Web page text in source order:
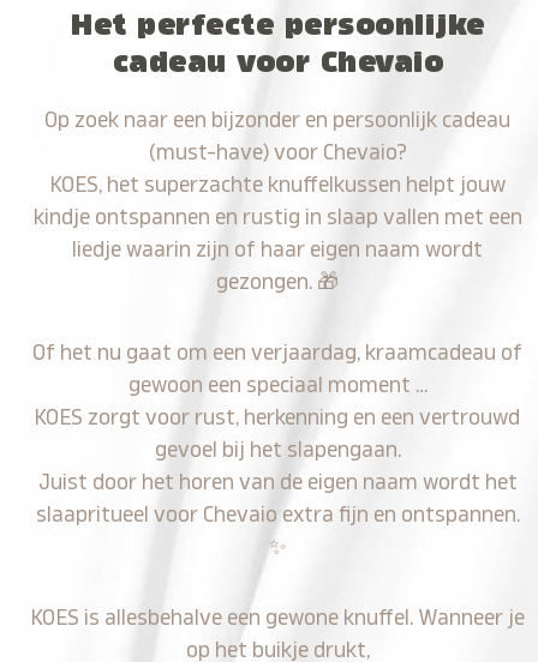
Het perfecte persoonlijke
cadeau voor Chevaio
Op zoek naar een bijzonder en persoonlijk cadeau
(must-have) voor Chevaio?
KOES, het superzachte knuffelkussen helpt jouw
kindje ontspannen en rustig in slaap vallen met een
liedje waarin zijn of haar eigen naam wordt
gezongen. 🎁
Of het nu gaat om een verjaardag, kraamcadeau of
gewoon een speciaal moment …
KOES zorgt voor rust, herkenning en een vertrouwd
gevoel bij het slapengaan.
Juist door het horen van de eigen naam wordt het
slaapritueel voor Chevaio extra fijn en ontspannen.
✨
KOES is allesbehalve een gewone knuffel. Wanneer je
op het buikje drukt,